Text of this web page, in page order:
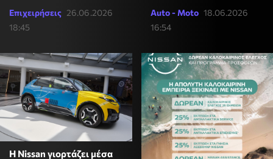
Επιχειρήσεις 26.06.2026
18:45
Auto - Moto 18.06.2026
16:54
Η Nissan γιορτάζει μέσα